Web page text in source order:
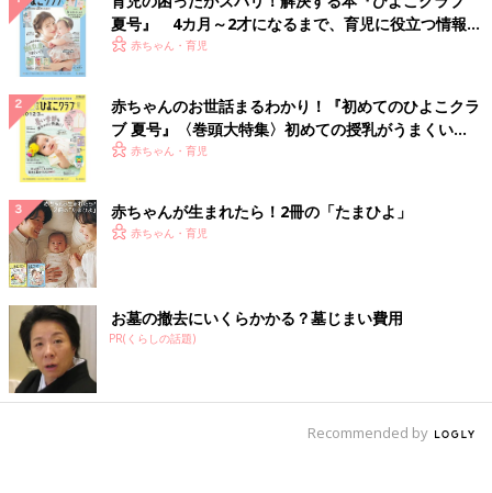
夏号』 4カ月～2才になるまで、育児に役立つ情報が
いっぱい！
赤ちゃん・育児
赤ちゃんのお世話まるわかり！『初めてのひよこクラ
ブ 夏号』〈巻頭大特集〉初めての授乳がうまくい
く！ おっぱい・ミルクの基本と夏のトラブル 解決テ
赤ちゃん・育児
赤ちゃんが生まれたら！2冊の「たまひよ」
赤ちゃん・育児
お墓の撤去にいくらかかる？墓じまい費用
PR(くらしの話題)
Recommended by